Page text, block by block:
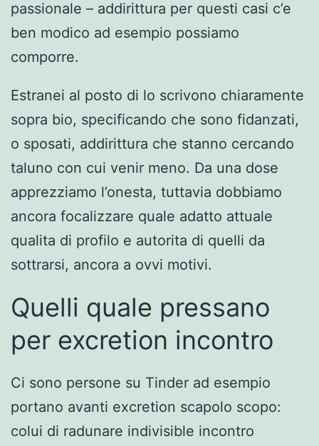
passionale – addirittura per questi casi c’e
ben modico ad esempio possiamo
comporre.
Estranei al posto di lo scrivono chiaramente
sopra bio, specificando che sono fidanzati,
o sposati, addirittura che stanno cercando
taluno con cui venir meno. Da una dose
apprezziamo l’onesta, tuttavia dobbiamo
ancora focalizzare quale adatto attuale
qualita di profilo e autorita di quelli da
sottrarsi, ancora a ovvi motivi.
Quelli quale pressano
per excretion incontro
Ci sono persone su Tinder ad esempio
portano avanti excretion scapolo scopo:
colui di radunare indivisible incontro